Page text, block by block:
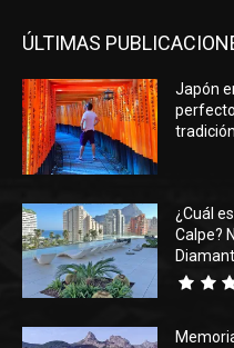
ÚLTIMAS
Japón
tradición
¿Cuál
Calpe?